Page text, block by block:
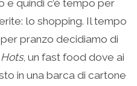
e quindi c’è tempo per
lo shopping. Il tempo
pranzo decidiamo di
, un fast food dove ai
in una barca di cartone